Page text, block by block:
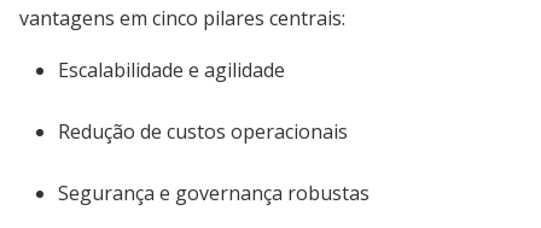
vantagens em cinco pilares centrais:
Escalabilidade e agilidade
Redução de custos operacionais
Segurança e governança robustas